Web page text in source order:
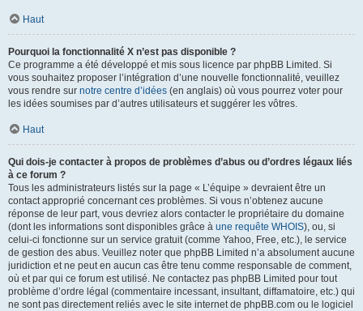
Haut
Pourquoi la fonctionnalité X n’est pas disponible ?
Ce programme a été développé et mis sous licence par phpBB Limited. Si
vous souhaitez proposer l’intégration d’une nouvelle fonctionnalité, veuillez
vous rendre sur notre centre d’idées (en anglais) où vous pourrez voter pour
les idées soumises par d’autres utilisateurs et suggérer les vôtres.
Haut
Qui dois-je contacter à propos de problèmes d’abus ou d’ordres légaux liés
à ce forum ?
Tous les administrateurs listés sur la page « L’équipe » devraient être un
contact approprié concernant ces problèmes. Si vous n’obtenez aucune
réponse de leur part, vous devriez alors contacter le propriétaire du domaine
(dont les informations sont disponibles grâce à une requête WHOIS), ou, si
celui-ci fonctionne sur un service gratuit (comme Yahoo, Free, etc.), le service
de gestion des abus. Veuillez noter que phpBB Limited n’a absolument aucune
juridiction et ne peut en aucun cas être tenu comme responsable de comment,
où et par qui ce forum est utilisé. Ne contactez pas phpBB Limited pour tout
problème d’ordre légal (commentaire incessant, insultant, diffamatoire, etc.) qui
ne sont pas directement reliés avec le site internet de phpBB.com ou le logiciel